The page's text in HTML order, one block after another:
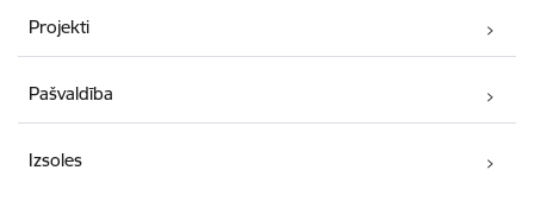
Projekti
Pašvaldība
Izsoles